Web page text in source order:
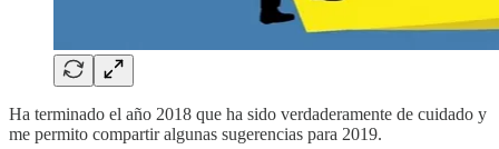
Ha terminado el año 2018 que ha sido verdaderamente de cuidado y
me permito compartir algunas sugerencias para 2019.